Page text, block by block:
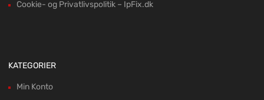
Cookie- og Privatlivspolitik – IpFix.dk
KATEGORIER
Min Konto